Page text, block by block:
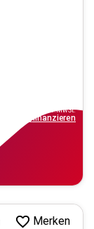
inkl.MwSt.
finanzieren
Merken